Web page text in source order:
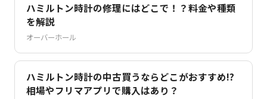
ハミルトン時計の修理にはどこで！？料金や種類
を解説
オーバーホール
ハミルトン時計の中古買うならどこがおすすめ!?
相場やフリマアプリで購入はあり？